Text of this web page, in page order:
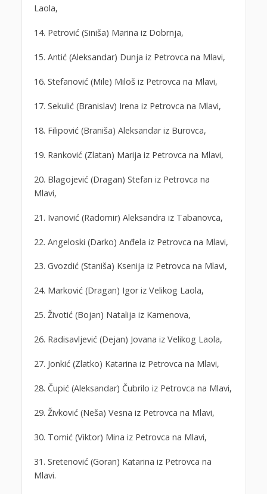
Laola,
14. Petrović (Siniša) Marina iz Dobrnja,
15. Antić (Aleksandar) Dunja iz Petrovca na Mlavi,
16. Stefanović (Mile) Miloš iz Petrovca na Mlavi,
17. Sekulić (Branislav) Irena iz Petrovca na Mlavi,
18. Filipović (Braniša) Aleksandar iz Burovca,
19. Ranković (Zlatan) Marija iz Petrovca na Mlavi,
20. Blagojević (Dragan) Stefan iz Petrovca na
Mlavi,
21. Ivanović (Radomir) Aleksandra iz Tabanovca,
22. Angeloski (Darko) Anđela iz Petrovca na Mlavi,
23. Gvozdić (Staniša) Ksenija iz Petrovca na Mlavi,
24. Marković (Dragan) Igor iz Velikog Laola,
25. Životić (Bojan) Natalija iz Kamenova,
26. Radisavljević (Dejan) Jovana iz Velikog Laola,
27. Jonkić (Zlatko) Katarina iz Petrovca na Mlavi,
28. Čupić (Aleksandar) Čubrilo iz Petrovca na Mlavi,
29. Živković (Neša) Vesna iz Petrovca na Mlavi,
30. Tomić (Viktor) Mina iz Petrovca na Mlavi,
31. Sretenović (Goran) Katarina iz Petrovca na
Mlavi.